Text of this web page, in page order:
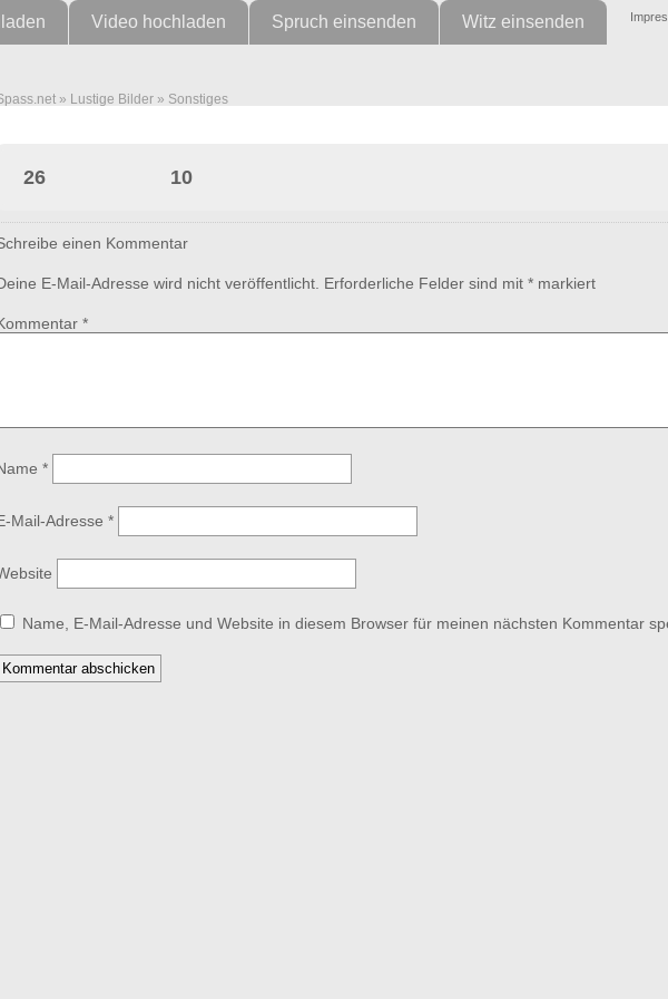
Video hochladen Spruch einsenden Witz einsenden
» Lustige Bilder » Sonstiges
26 10
einen Kommentar
E-Mail-Adresse wird nicht veröffentlicht. Erforderliche Felder sind mit * markiert
*
*
Mail-Adresse *
Name, E-Mail-Adresse und Website in diesem Browser für meinen nächsten Kommentar